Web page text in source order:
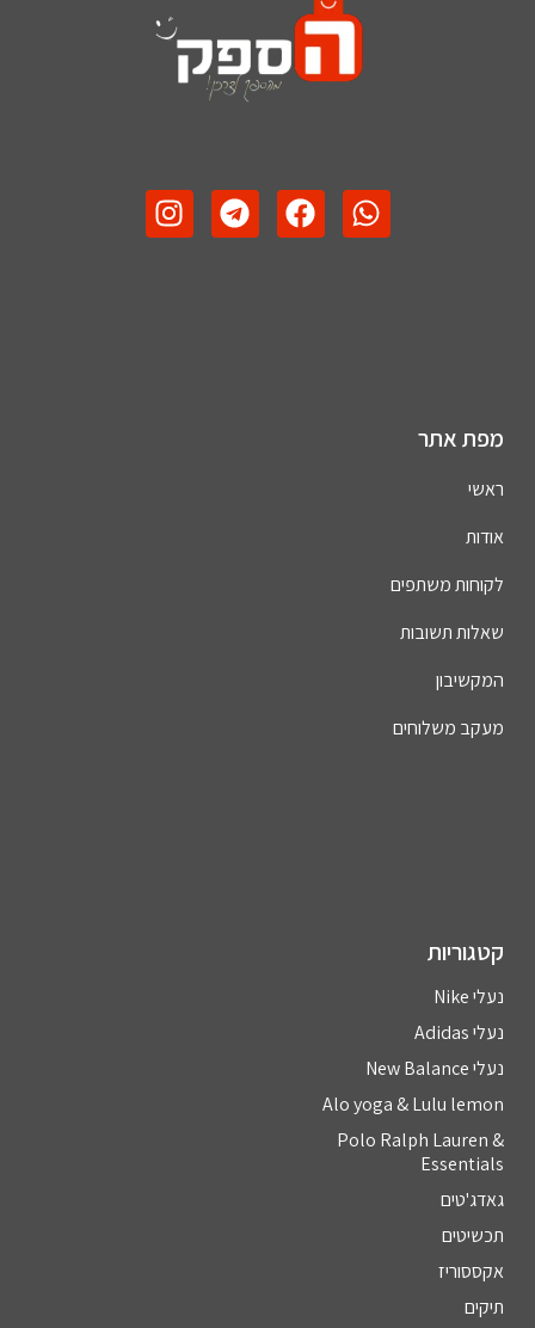
מפת אתר
ראשי
אודות
לקוחות משתפים
שאלות תשובות
המקשיבון
מעקב משלוחים
קטגוריות
נעלי Nike
נעלי Adidas
נעלי New Balance
Alo yoga & Lulu lemon
Polo Ralph Lauren &
Essentials
גאדג'טים
תכשיטים
אקססוריז
תיקים